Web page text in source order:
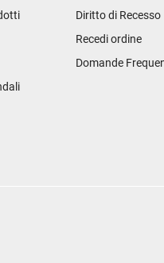
Diritto di Recesso
Recedi ordine
Domande